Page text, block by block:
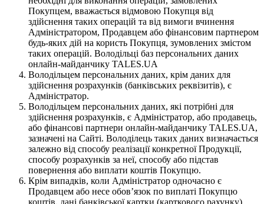
Покупцем, вважається відмовою Покупця від
здійснення таких операцій та від вимоги вчинення
Адміністратором, Продавцем або фінансовим партнером
будь-яких дій на користь Покупця, зумовлених змістом
таких операцій. Володільці баз персональних даних
онлайн-майданчику TALES.UA
Володільцем персональних даних, крім даних для
здійснення розрахунків (банківських реквізитів), є
Адміністратор.
Володільцем персональних даних, які потрібні для
здійснення розрахунків, є Адміністратор, або продавець,
або фінансові партнери онлайн-майданчику TALES.UA,
зазначені на Сайті. Володілець таких даних визначається
залежно від способу реалізації конкретної Продукції,
способу розрахунків за неї, способу або підстав
повернення або виплати коштів Покупцю.
Крім випадків, коли Адміністратор одночасно є
Продавцем або несе обов’язок по виплаті Покупцю